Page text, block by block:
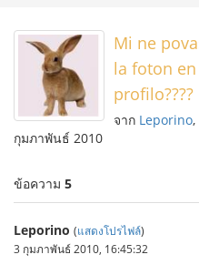
Mi ne
la foton
profilo????
จาก Leporino,
กุมภาพันธ์ 2010
ข้อความ 5
Leporino (แสดงโปรไฟล์)
3 กุมภาพันธ์ 2010, 16:45:32